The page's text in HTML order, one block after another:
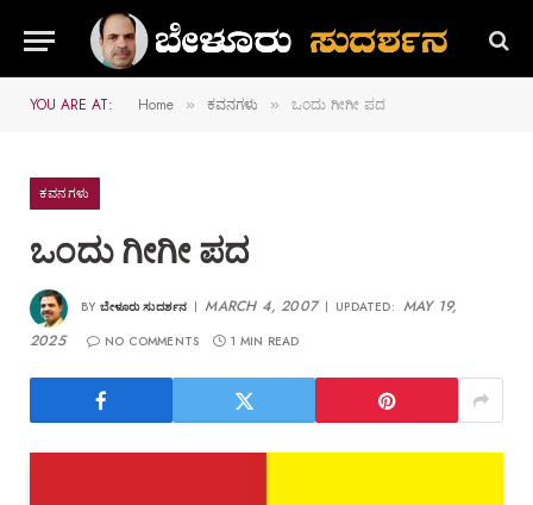
YOU ARE AT: Home » ಕವನಗಳು » ಒಂದು ಗೀಗೀ ಪದ
ಕವನಗಳು
ಒಂದು ಗೀಗೀ ಪದ
BY ಬೇಳೂರು ಸುದರ್ಶನ MARCH 4, 2007 UPDATED: MAY 19,
2025
NO COMMENTS 1 MIN READ